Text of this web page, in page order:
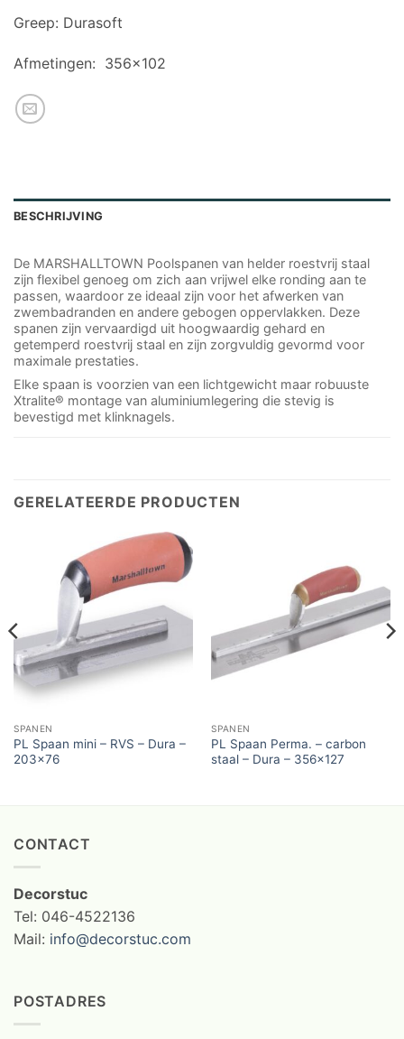
Greep: Durasoft
Afmetingen: 356×102
BESCHRIJVING
De MARSHALLTOWN Poolspanen van helder roestvrij staal
zijn flexibel genoeg om zich aan vrijwel elke ronding aan te
passen, waardoor ze ideaal zijn voor het afwerken van
zwembadranden en andere gebogen oppervlakken. Deze
spanen zijn vervaardigd uit hoogwaardig gehard en
getemperd roestvrij staal en zijn zorgvuldig gevormd voor
maximale prestaties.
Elke spaan is voorzien van een lichtgewicht maar robuuste
Xtralite® montage van aluminiumlegering die stevig is
bevestigd met klinknagels.
GERELATEERDE PRODUCTEN
SPANEN
PL Spaan mini – RVS – Dura –
203×76
SPANEN
PL Spaan Perma. – carbon
staal – Dura – 356×127
CONTACT
Decorstuc
Tel: 046-4522136
Mail: info@decorstuc.com
POSTADRES